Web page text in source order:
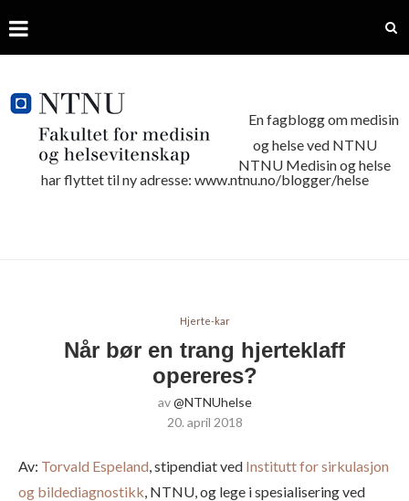
En fagblogg om medisin
og helse ved NTNU
NTNU Medisin og helse
har flyttet til ny adresse: www.ntnu.no/blogger/helse
Hjerte-kar
Når bør en trang hjerteklaff
opereres?
av@NTNUhelse
20. april 2018
Av: Torvald Espeland, stipendiat ved Institutt for sirkulasjon
og bildediagnostikk, NTNU, og lege i spesialisering ved